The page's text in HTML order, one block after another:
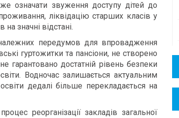
означати звуження доступу дітей до
ліквідацію старших класів у
значні відстані.
передумов для впровадження
гуртожитки та пансіони, не створено
гарантовано достатній рівень безпеки
Водночас залишається актуальним
дедалі більше перекладається на
реорганізації закладів загальної